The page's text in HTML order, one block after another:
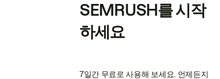
SEMRUSH를 시작
하세요
7일간 무료로 사용해 보세요. 언제든지